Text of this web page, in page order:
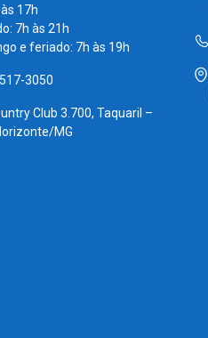
17h
7h às 21h
e feriado: 7h às 19h
3050
Club 3.700, Taquaril –
MG